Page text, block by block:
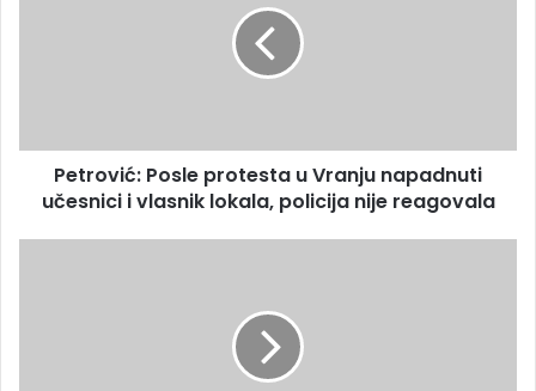
Petrović: Posle protesta u Vranju napadnuti
učesnici i vlasnik lokala, policija nije reagovala